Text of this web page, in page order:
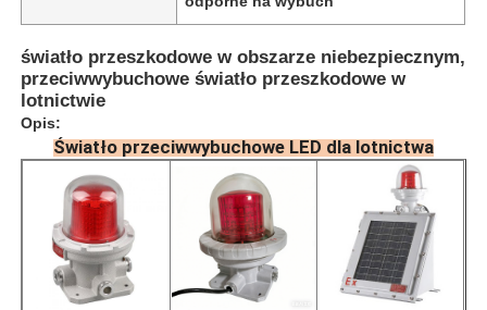
światło przeszkodowe w obszarze niebezpiecznym,
przeciwwybuchowe światło przeszkodowe w
lotnictwie
Opis:
Światło przeciwwybuchowe LED dla lotnictwa